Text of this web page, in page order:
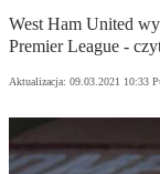
West Ham United
Premier League -
Aktualizacja: 09.03.2021 10:33